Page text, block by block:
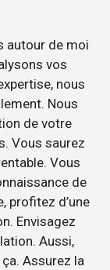
autour de moi
vos
nous
Nous
de votre
Vous saurez
Vous
de
profitez d’une
Envisagez
Aussi,
Assurez la